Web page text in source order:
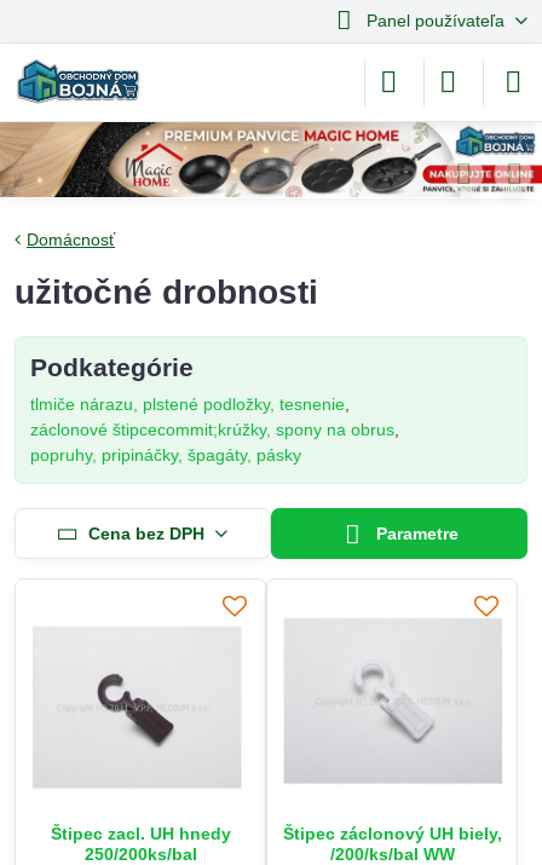
Panel používateľa
Domácnosť
užitočné drobnosti
Podkategórie
tlmiče nárazu, plstené podložky, tesnenie
záclonové štipcecommit;krúžky, spony na obrus
popruhy, pripináčky, špagáty, pásky
Cena bez DPH Parametre
Štipec zacl. UH hnedy
250/200ks/bal
Štipec záclonový UH biely,
/200/ks/bal WW